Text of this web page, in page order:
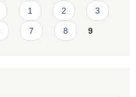
1 2 3
7 8 9